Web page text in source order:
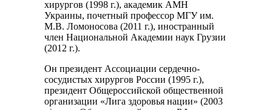
хирургов (1998 г.), академик АМН
Украины, почетный профессор МГУ им.
М.В. Ломоносова (2011 г.), иностранный
член Национальной Академии наук Грузии
(2012 г.).
Он президент Ассоциации сердечно-
сосудистых хирургов России (1995 г.),
президент Общероссийской общественной
организации «Лига здоровья нации» (2003